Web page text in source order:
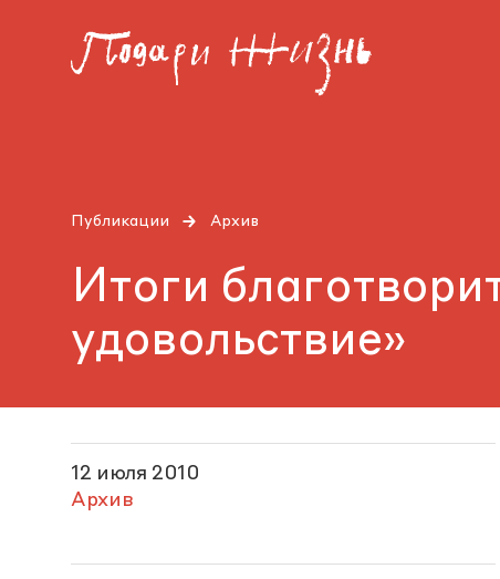
Публикации Архив
Итоги
удовольствие»
12 июля 2010
Архив